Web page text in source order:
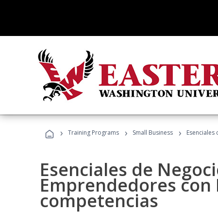
› Training Programs › Small Business ›
Esenciales de
Emprendedores
competencias